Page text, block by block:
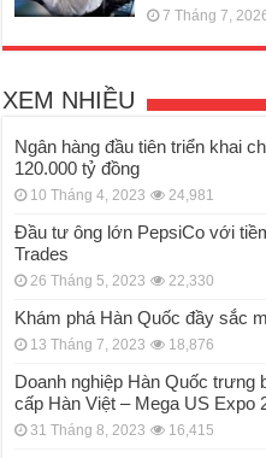
7 Tháng 7,
XEM NHIỀU
Ngân hàng đầu tiên triển khai
120.000 tỷ đồng
10 Tháng 4, 2023 24,981
Đầu tư ông lớn PepsiCo với
Trades
26 Tháng 5, 2023 22,330
Khám phá Hàn Quốc đầy sắc
13 Tháng 7, 2023 18,876
Doanh nghiệp Hàn Quốc trưng
cấp Hàn Việt – Mega US Expo
31 Tháng 8, 2023 16,415